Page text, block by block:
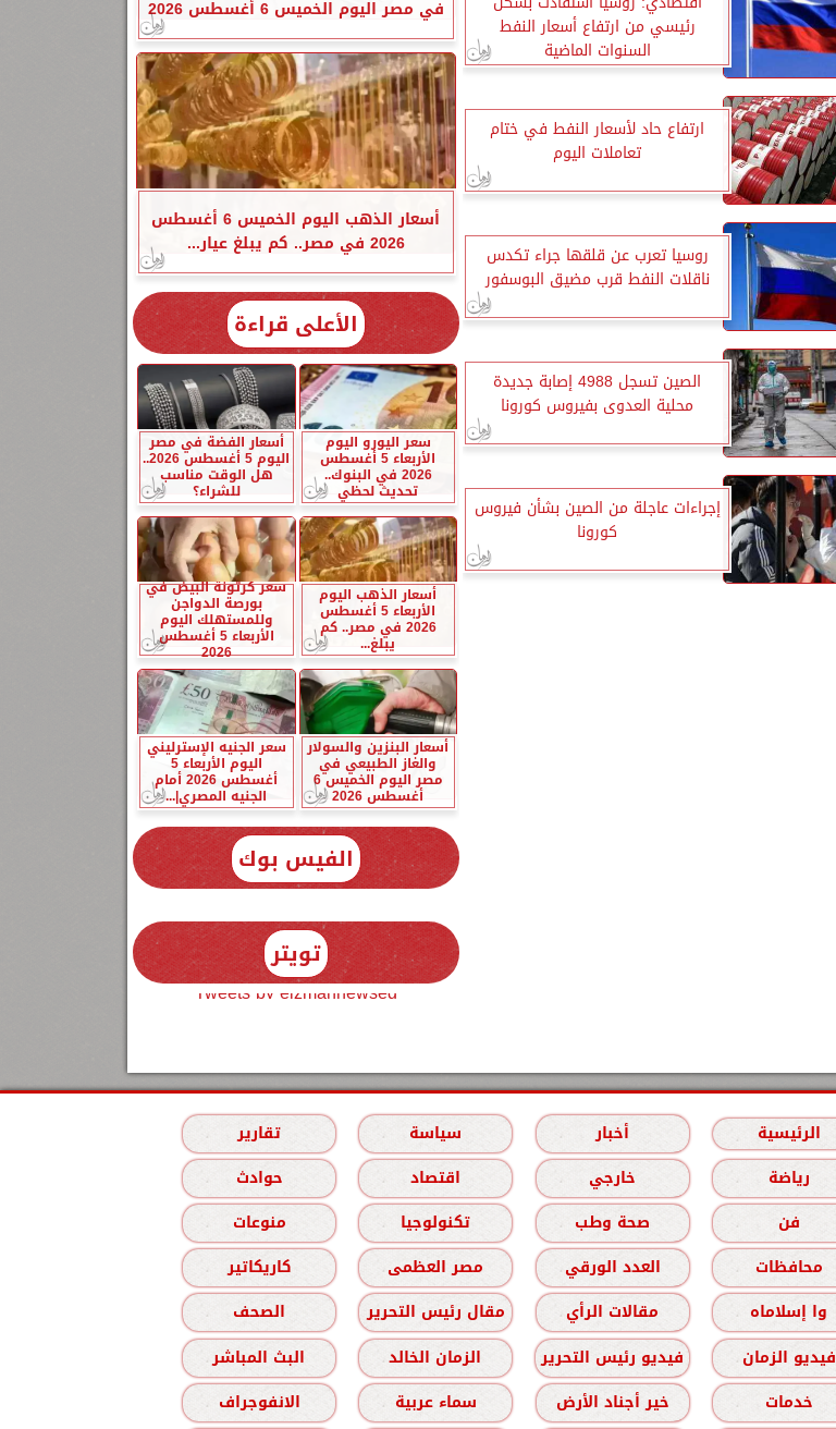
رئيسي من ارتفاع أسعار النفط
السنوات الماضية
ارتفاع حاد لأسعار النفط في ختام
تعاملات اليوم
روسيا تعرب عن قلقها جراء تكدس
ناقلات النفط قرب مضيق البوسفور
الصين تسجل 4988 إصابة جديدة
محلية العدوى بفيروس كورونا
إجراءات عاجلة من الصين بشأن فيروس
كورونا
في مصر اليوم الخميس 6 أغسطس 2026
أسعار الذهب اليوم الخميس 6 أغسطس
2026 في مصر.. كم يبلغ عيار...
الأعلى قراءة
سعر اليورو اليوم
الأربعاء 5 أغسطس
2026 في البنوك..
تحديث لحظي
أسعار الفضة في مصر
اليوم 5 أغسطس 2026..
هل الوقت مناسب
للشراء؟
أسعار الذهب اليوم
الأربعاء 5 أغسطس
2026 في مصر.. كم
يبلغ...
سعر كرتونة البيض في
بورصة الدواجن
وللمستهلك اليوم
الأربعاء 5 أغسطس
2026
أسعار البنزين والسولار
والغاز الطبيعي في
مصر اليوم الخميس 6
أغسطس 2026
سعر الجنيه الإسترليني
اليوم الأربعاء 5
أغسطس 2026 أمام
الجنيه المصري|...
الفيس بوك
تويتر
Tweets by elzmannewseg
الرئيسية أخبار سياسة
تقارير
رياضة
خارجي اقتصاد
حوادث
فن
صحة وطب تكنولوجيا
منوعات
محافظات
العدد الورقي مصر العظمى
كاريكاتير
وا إسلاماه
مقالات الرأي مقال رئيس التحرير
الصحف
فيديو الزمان
فيديو رئيس التحرير الزمان الخالد
البث المباشر
خدمات
خير أجناد الأرض سماء عربية الانفوجراف